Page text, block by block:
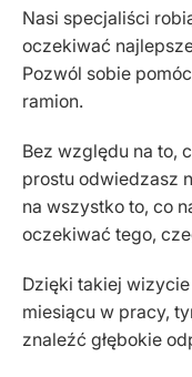
Nasi specjaliści
oczekiwać
Pozwól sobie
ramion.
Bez względu na to,
prostu odwiedzasz
na wszystko to, co
oczekiwać tego,
Dzięki takiej
miesiącu w pracy,
znaleźć głębokie